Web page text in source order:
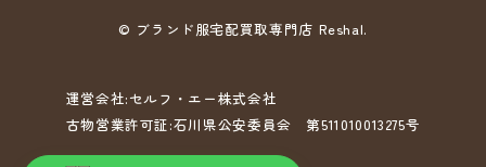
© ブランド服宅配買取専門店 Reshal.
運営会社:セルフ・エー株式会社
古物営業許可証:石川県公安委員会 第511010013275号